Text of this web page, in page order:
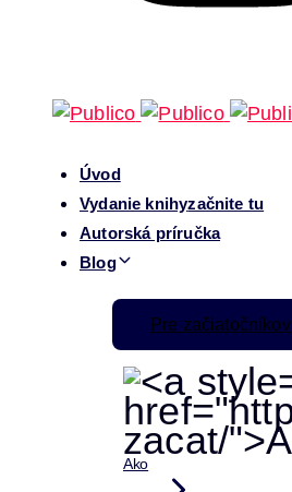
Úvod
Vydanie knihyzačnite tu
Autorská príručka
Blog
Pre začiatočníkov
Ako